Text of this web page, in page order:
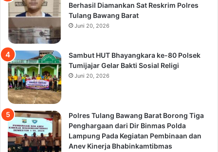
Berhasil Diamankan Sat Reskrim Polres
Tulang Bawang Barat
Juni 20, 2026
Sambut HUT Bhayangkara ke-80 Polsek
Tumijajar Gelar Bakti Sosial Religi
Juni 20, 2026
Polres Tulang Bawang Barat Borong Tiga
Penghargaan dari Dir Binmas Polda
Lampung Pada Kegiatan Pembinaan dan
Anev Kinerja Bhabinkamtibmas